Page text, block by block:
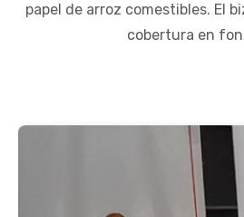
papel de arroz comestibles. El
cobertura en